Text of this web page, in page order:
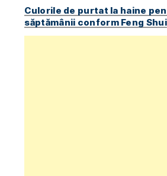
Culorile de purtat la haine
săptămânii conform Feng Shui